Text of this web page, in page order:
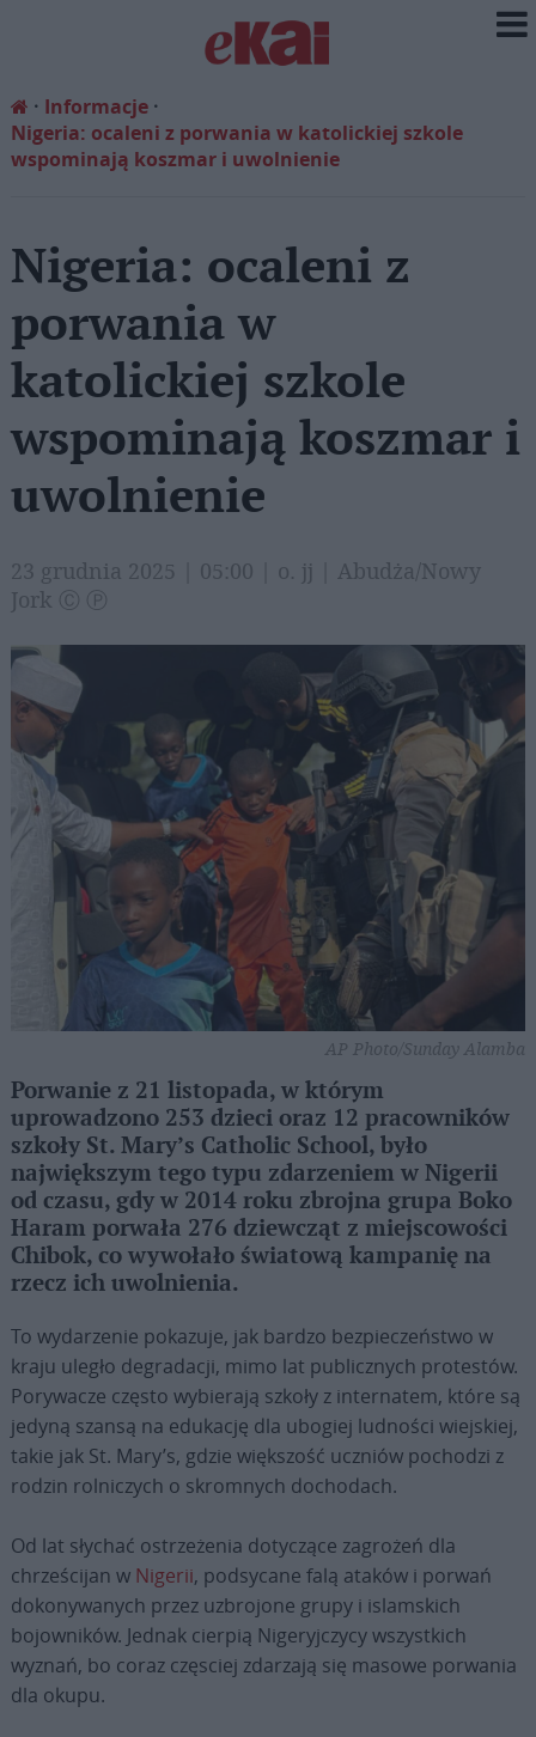
Informacje
Nigeria: ocaleni z porwania w katolickiej szkole
wspominają koszmar i uwolnienie
Nigeria: ocaleni z
porwania w
katolickiej szkole
wspominają koszmar i
uwolnienie
23 grudnia 2025 | 05:00 | o. jj | Abudża/Nowy
Jork Ⓒ Ⓟ
AP Photo/Sunday Alamba
Porwanie z 21 listopada, w którym
uprowadzono 253 dzieci oraz 12 pracowników
szkoły St. Mary’s Catholic School, było
największym tego typu zdarzeniem w Nigerii
od czasu, gdy w 2014 roku zbrojna grupa Boko
Haram porwała 276 dziewcząt z miejscowości
Chibok, co wywołało światową kampanię na
rzecz ich uwolnienia.
To wydarzenie pokazuje, jak bardzo bezpieczeństwo w
kraju uległo degradacji, mimo lat publicznych protestów.
Porywacze często wybierają szkoły z internatem, które są
jedyną szansą na edukację dla ubogiej ludności wiejskiej,
takie jak St. Mary’s, gdzie większość uczniów pochodzi z
rodzin rolniczych o skromnych dochodach.
Od lat słychać ostrzeżenia dotyczące zagrożeń dla
chrześcijan w Nigerii, podsycane falą ataków i porwań
dokonywanych przez uzbrojone grupy i islamskich
bojowników. Jednak cierpią Nigeryjczycy wszystkich
wyznań, bo coraz częsciej zdarzają się masowe porwania
dla okupu.